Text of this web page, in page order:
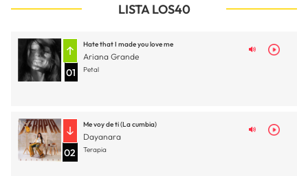
LISTA LOS40
01
Hate that I made you love me
Ariana Grande
Petal
02
Me voy de ti (La cumbia)
Dayanara
Terapia